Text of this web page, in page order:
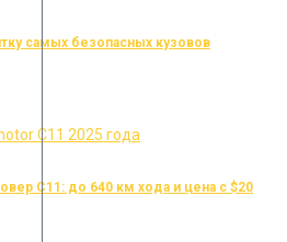
самых безопасных кузовов
C11: до 640 км хода и цена с $20